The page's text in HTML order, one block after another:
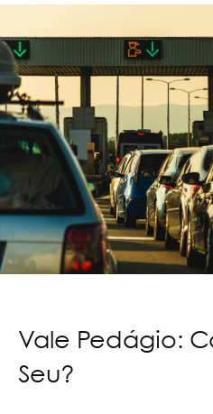
Vale Pedágio:
Seu?